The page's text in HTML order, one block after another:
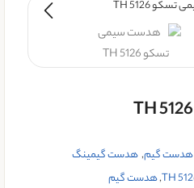
هدست گیم,هدست گیمینگ
,هدست گیم